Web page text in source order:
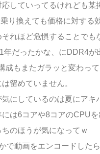
応していってるけれども某
り換えても価格に対する
れほど危惧することでも
年だったかな、にDDR4が
成もまたガラッと変わっ
留めていません。
にしているのは夏にアキ
は6コアや8コアのCPUを
のほうが気になってｗ
で動画をエンコードした